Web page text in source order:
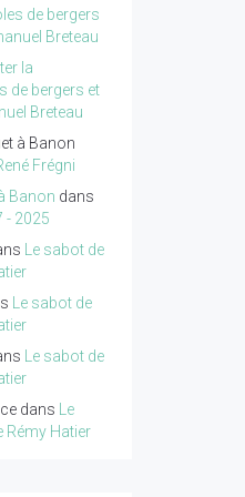
de bergers
Breteau
la
de bergers et
Breteau
à Banon
Frégni
Banon dans
- 2025
Le sabot de
Le sabot de
Le sabot de
dans
Le
Rémy Hatier